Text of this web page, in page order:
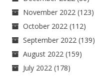
November 2022 (123)
October 2022 (112)
September 2022 (139)
August 2022 (159)
July 2022 (178)